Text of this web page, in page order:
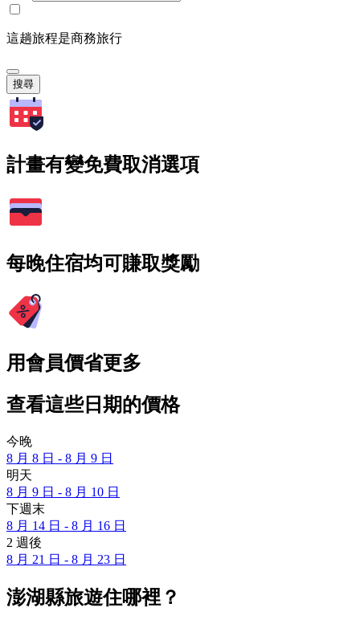
這趟旅程是商務旅行
搜尋
計畫有變免費取消選項
每晚住宿均可賺取獎勵
用會員價省更多
查看這些日期的價格
今晚
8 月 8 日 - 8 月 9 日
明天
8 月 9 日 - 8 月 10 日
下週末
8 月 14 日 - 8 月 16 日
2 週後
8 月 21 日 - 8 月 23 日
澎湖縣旅遊住哪裡？